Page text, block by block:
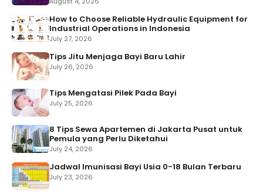
How to Choose Reliable Hydraulic Equipment for
Industrial Operations in Indonesia
July 27, 2026
Tips Jitu Menjaga Bayi Baru Lahir
July 26, 2026
Tips Mengatasi Pilek Pada Bayi
July 25, 2026
8 Tips Sewa Apartemen di Jakarta Pusat untuk
Pemula yang Perlu Diketahui
July 24, 2026
Jadwal Imunisasi Bayi Usia 0-18 Bulan Terbaru
July 23, 2026